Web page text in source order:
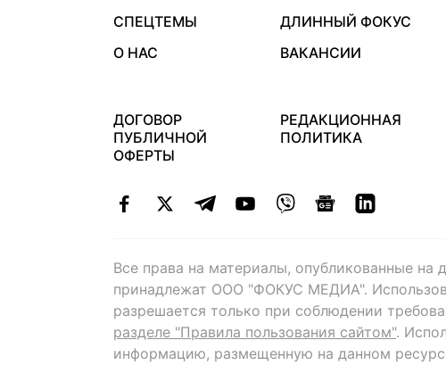
СПЕЦТЕМЫ
ДЛИННЫЙ ФОКУС
О НАС
ВАКАНСИИ
ДОГОВОР
ПУБЛИЧНОЙ
ОФЕРТЫ
РЕДАКЦИОННАЯ
ПОЛИТИКА
Все права на материалы, опубликованные на
принадлежат ООО "ФОКУС МЕДИА".
разрешается только при соблюдении
разделе "Правила пользования сайтом".
информацию, размещенную на данном